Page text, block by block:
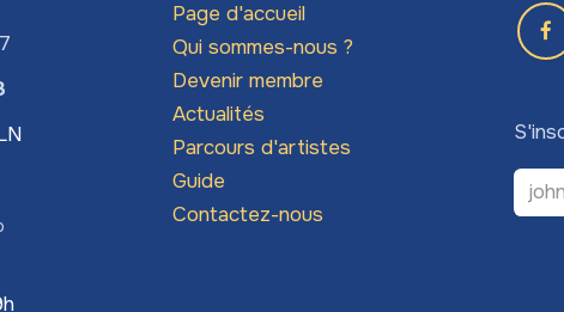
Page d'accueil
Qui sommes-nous ?
Devenir membre
Actualités
Parcours d'artistes
Guide
Contactez-nous